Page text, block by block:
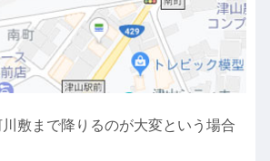
敷まで降りるのが大変という場合